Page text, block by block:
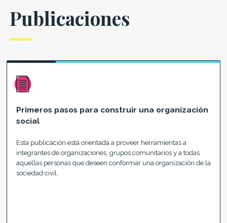
Publicaciones
Primeros pasos para construir una organización
social
Esta publicación está orientada a proveer herramientas a
integrantes de organizaciones, grupos comunitarios y a todas
aquellas personas que deseen conformar una organización de la
sociedad civil.